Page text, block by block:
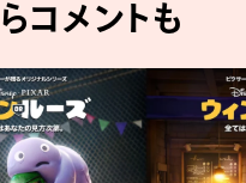
コメントも